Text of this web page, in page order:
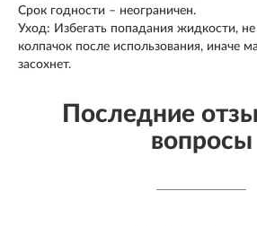
Срок годности – неограничен.
Уход: Избегать попадания жидкости, не
колпачок после использования, иначе
засохнет.
Последние
вопросы